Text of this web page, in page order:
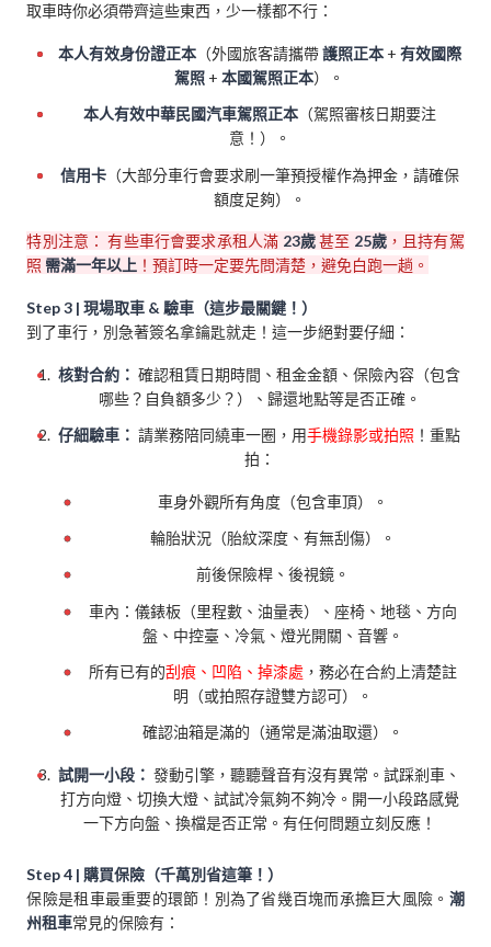
取車時你必須帶齊這些東西，少一樣都不行：
本人有效身份證正本（外國旅客請攜帶護照正本+ 有效國際
駕照 +本國駕照正本）。
本人有效中華民國汽車駕照正本（駕照審核日期要注
意！）。
信用卡（大部分車行會要求刷一筆預授權作為押金，請確保
額度足夠）。
特別注意： 有些車行會要求承租人滿 23歲甚至 25歲，且持有駕
照 需滿一年以上 ！預訂時一定要先問清楚，避免白跑一趟。
Step 3 | 現場取車 & 驗車（這步最關鍵！）
到了車行，別急著簽名拿鑰匙就走！這一步絕對要仔細：
核對合約： 確認租賃日期時間、租金金額、保險內容（包含
哪些？自負額多少？）、歸還地點等是否正確。
仔細驗車： 請業務陪同繞車一圈，用手機錄影或拍照 ！重點
拍：
車身外觀所有角度（包含車頂）。
輪胎狀況（胎紋深度、有無刮傷）。
前後保險桿、後視鏡。
車內：儀錶板（里程數、油量表）、座椅、地毯、方向
盤、中控臺、冷氣、燈光開關、音響。
所有已有的刮痕、凹陷、掉漆處 ，務必在合約上清楚註
明（或拍照存證雙方認可）。
確認油箱是滿的（通常是滿油取還）。
試開一小段： 發動引擎，聽聽聲音有沒有異常。試踩剎車、
打方向燈、切換大燈、試試冷氣夠不夠冷。開一小段路感覺
一下方向盤、換檔是否正常。有任何問題立刻反應！
Step 4 | 購買保險（千萬別省這筆！）
保險是租車最重要的環節！別為了省幾百塊而承擔巨大風險。 潮
州租車常見的保險有：